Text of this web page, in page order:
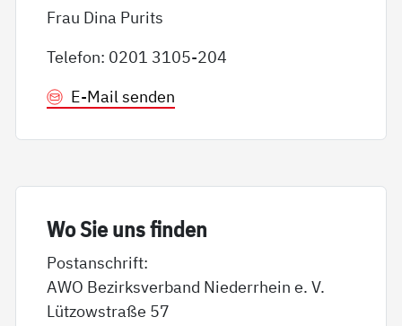
Frau Dina Purits
Telefon: 0201 3105-204
E-Mail senden
Wo Sie uns fin­den
Postanschrift:
AWO Bezirksverband Niederrhein e. V.
Lützowstraße 57